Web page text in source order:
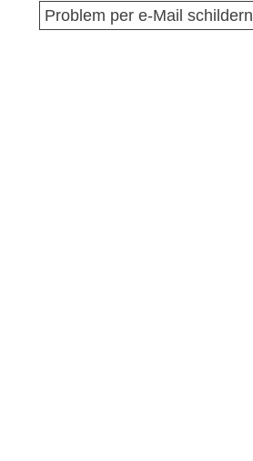
Problem per e-Mail schildern